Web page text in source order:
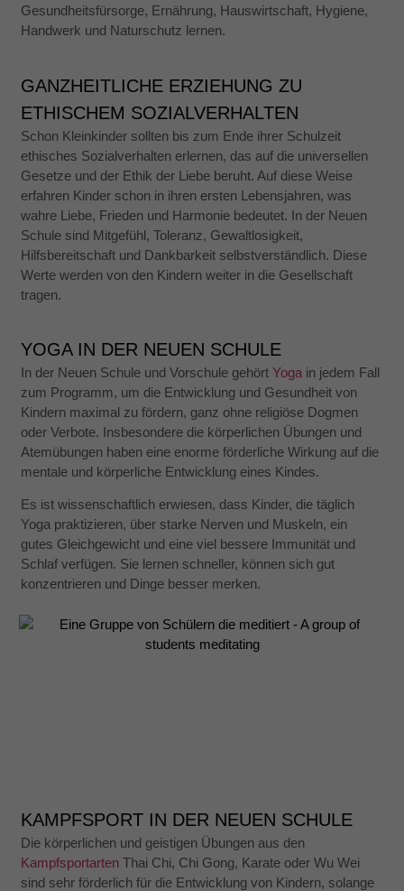
Gesundheitsfürsorge, Ernährung, Hauswirtschaft, Hygiene,
Handwerk und Naturschutz lernen.
GANZHEITLICHE ERZIEHUNG ZU
ETHISCHEM SOZIALVERHALTEN
Schon Kleinkinder sollten bis zum Ende ihrer Schulzeit
ethisches Sozialverhalten erlernen, das auf die universellen
Gesetze und der Ethik der Liebe beruht. Auf diese Weise
erfahren Kinder schon in ihren ersten Lebensjahren, was
wahre Liebe, Frieden und Harmonie bedeutet. In der Neuen
Schule sind Mitgefühl, Toleranz, Gewaltlosigkeit,
Hilfsbereitschaft und Dankbarkeit selbstverständlich. Diese
Werte werden von den Kindern weiter in die Gesellschaft
tragen.
YOGA IN DER NEUEN SCHULE
In der Neuen Schule und Vorschule gehörtYoga in jedem Fall
zum Programm, um die Entwicklung und Gesundheit von
Kindern maximal zu fördern, ganz ohne religiöse Dogmen
oder Verbote. Insbesondere die körperlichen Übungen und
Atemübungen haben eine enorme förderliche Wirkung auf die
mentale und körperliche Entwicklung eines Kindes.
Es ist wissenschaftlich erwiesen, dass Kinder, die täglich
Yoga praktizieren, über starke Nerven und Muskeln, ein
gutes Gleichgewicht und eine viel bessere Immunität und
Schlaf verfügen. Sie lernen schneller, können sich gut
konzentrieren und Dinge besser merken.
KAMPFSPORT IN DER NEUEN SCHULE
Die körperlichen und geistigen Übungen aus den
Kampfsportarten Thai Chi, Chi Gong, Karate oder Wu Wei
sind sehr förderlich für die Entwicklung von Kindern, solange